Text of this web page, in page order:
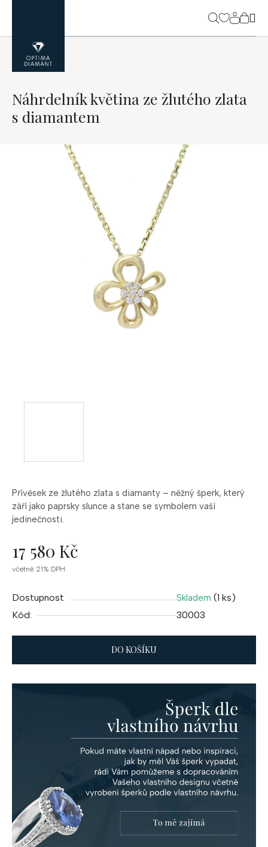
obsah
Přívěsek ze žlutého zlata s diamanty – něžný šperk, který
září jako paprsky slunce a stane se symbolem vaší
jedinečnosti.
17 580 Kč
Měrná
včetně 21% DPH
Dostupnost Skladem (1 ks)
Kód:
30003
DO KOŠÍKU
Náhrdelník květina ze žlutého zlata
s diamantem